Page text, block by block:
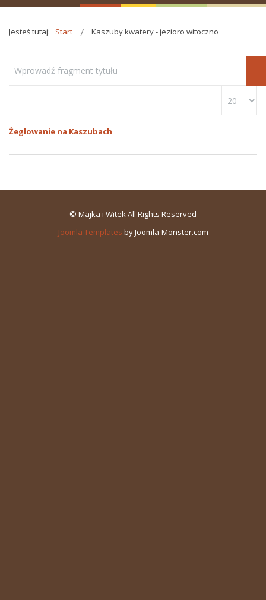
Jesteś tutaj: Start Kaszuby kwatery - jezioro witoczno
Żeglowanie na Kaszubach
© Majka i Witek All Rights Reserved
Joomla Templates by Joomla-Monster.com